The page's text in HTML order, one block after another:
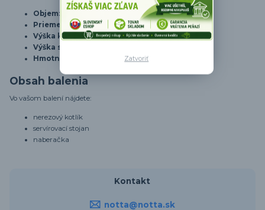
Objem:
Priemer kotlíka:16,5 cm
Výška kotlíka:8 cm
Výška stojana:
Hmotnosť:
Obsah balenia
Vo vašom balení nájdete:
nerezový kotlík
servírovací stojan
naberačka
Kontakt
notta@notta.sk
Zatvoriť